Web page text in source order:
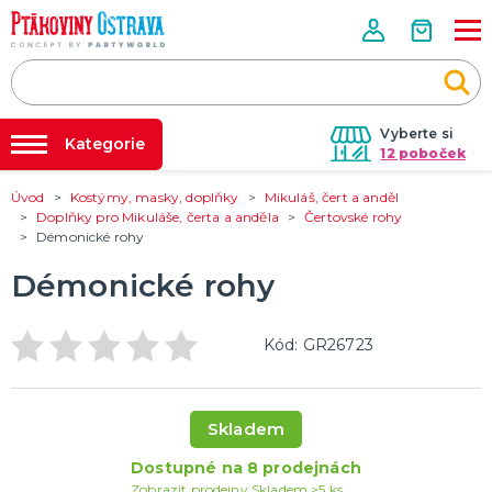
Vyberte si
12 poboček
Půjčovna kostýmů
Párty výzdoba na klíč
Nafukování balónků
Rozvoz
Kategorie
PÁRTY VÝZDOBA
Tématické párty
Pozvánky
KOSTÝMY, MASKY, DOPLŇKY
Úvod Kostýmy, masky, doplňky
Mikuláš, čert a anděl
Doplňky pro Mikuláše, čerta a anděla
Čertovské rohy
Démonické rohy
Démonické rohy
Kód: GR26723
Skladem
Dostupné na 8 prodejnách